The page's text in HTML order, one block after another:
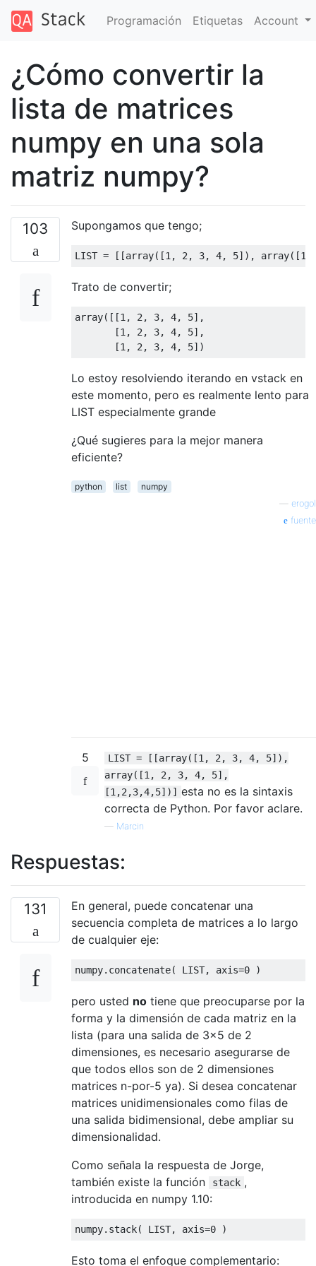
Programación Etiquetas Account
¿Cómo convertir la
lista de matrices
numpy en una sola
matriz numpy?
103 Supongamos que tengo;
LIST = [[array([1 , 2 , 3, 4, 5]), array([1
Trato de convertir;
array([[1 , 2 , 3, 4, 5],
[1 , 2 , 3, 4, 5],
[1 , 2 , 3, 4, 5])
Lo estoy resolviendo iterando en vstack en
este momento, pero es realmente lento para
LIST especialmente grande
¿Qué sugieres para la mejor manera
eficiente?
python list
numpy
erogol
fuente
5
LIST = [[array([1, 2, 3, 4, 5]),
array([1, 2, 3, 4, 5],
[1,2,3,4,5])] esta no es la sintaxis
correcta de Python. Por favor aclare.
— Marcin
Respuestas:
131
En general, puede concatenar una
secuencia completa de matrices a lo largo
de cualquier eje:
numpy. concatenate( LIST, axis=0 )
pero usted no tiene que preocuparse por la
forma y la dimensión de cada matriz en la
lista (para una salida de 3x5 de 2
dimensiones, es necesario asegurarse de
que todos ellos son de 2 dimensiones
matrices n-por-5 ya). Si desea concatenar
matrices unidimensionales como filas de
una salida bidimensional, debe ampliar su
dimensionalidad.
Como señala la respuesta de Jorge,
también existe la función
stack ,
introducida en numpy 1.10:
numpy. stack( LIST, axis=0 )
Esto toma el enfoque complementario: